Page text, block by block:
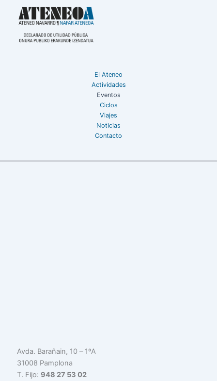
El Ateneo
Actividades
Eventos
Ciclos
Viajes
Noticias
Contacto
Avda. Barañain, 10 – 1ºA
31008 Pamplona
T. Fijo: 948 27 53 02